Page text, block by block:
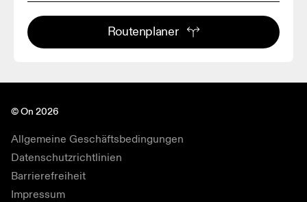
Routenplaner
© On 2026
Allgemeine Geschäftsbedingungen
Datenschutzrichtlinien
Barrierefreiheit
Impressum